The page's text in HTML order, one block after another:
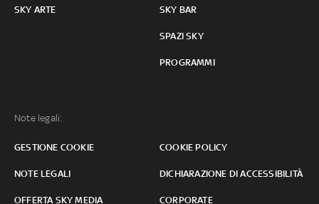
SKY ARTE SKY BAR
SPAZI SKY
PROGRAMMI
Note legali:
GESTIONE COOKIE COOKIE POLICY
NOTE LEGALI DICHIARAZIONE DI ACCESSIBILITÀ
OFFERTA SKY MEDIA CORPORATE